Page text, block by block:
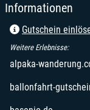
Informationen
Gutschein
Weitere Erlebnisse:
alpaka-
ballonfahrt-